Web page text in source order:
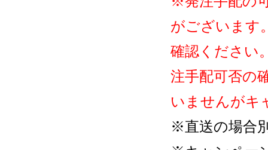
がございます
確認ください
注手配可否の
いませんがキ
※直送の場合